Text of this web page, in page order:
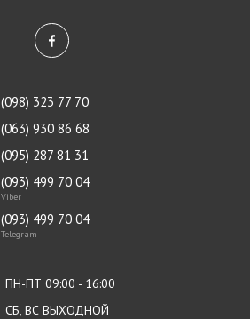
(098) 323 77 70
(063) 930 86 68
(095) 287 81 31
(093) 499 70 04
Viber
(093) 499 70 04
Telegram
ПН-ПТ 09:00 - 16:00
СБ, ВС ВЫХОДНОЙ